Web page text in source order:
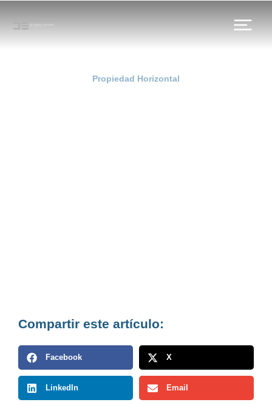
Propiedad Horizontal
Compartir este artículo:
Facebook X
LinkedIn Email